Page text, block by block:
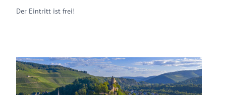
Der Eintritt ist frei!